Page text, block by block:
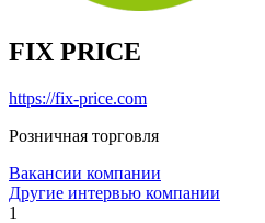
FIX PRICE
https://fix-price.com
Розничная торговля
Вакансии компании
Другие интервью компании
1